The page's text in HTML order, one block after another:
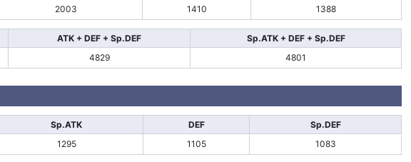
2003 1410 1388
ATK + DEF + Sp.DEF
Sp.ATK + DEF + Sp.DEF
4829 4801
Sp.ATK DEF
Sp.DEF
1295 1105 1083